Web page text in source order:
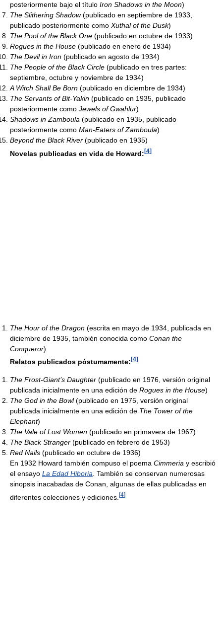
posteriormente bajo el título Iron Shadows in the Moon)
The Slithering Shadow(publicado en septiembre de 1933,
publicado posteriormente como Xuthal of the Dusk)
The Pool of the Black One (publicado en octubre de 1933)
Rogues in the House (publicado en enero de 1934)
The Devil in Iron (publicado en agosto de 1934)
The People of the Black Circle (publicado en tres partes:
septiembre, octubre y noviembre de 1934)
A Witch Shall Be Born (publicado en diciembre de 1934)
The Servants of Bit-Yakin (publicado en 1935, publicado
posteriormente como Jewels of Gwahlur)
Shadows in Zamboula (publicado en 1935, publicado
posteriormente como Man-Eaters of Zamboula)
Beyond the Black River (publicado en 1935)
Novelas publicadas en vida de Howard: [4]
The Hour of the Dragon (escrita en mayo de 1934, publicada en
diciembre de 1935, también conocida como Conan the
Conqueror)
Relatos publicados póstumamente: [4]
The Frost-Giant’s Daughter (publicado en 1976, versión original
publicada inicialmente en una edición de Rogues in the House)
The God in the Bowl(publicado en 1975, versión original
publicada inicialmente en una edición de The Tower of the
Elephant)
The Vale of Lost Women (publicado en primavera de 1967)
The Black Stranger (publicado en febrero de 1953)
Red Nails (publicado en octubre de 1936)
En 1932 Howard también compuso el poema Cimmeria y escribió
el ensayo La Edad Hiboria. También se conservan numerosas
sinopsis inacabadas de Conan, algunas de ellas publicadas en
diferentes colecciones y ediciones. [4]